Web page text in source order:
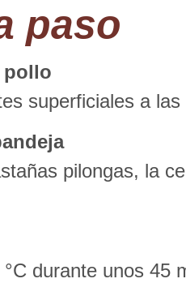
paso
pollo
superficiales a
pilongas, la
durante unos 45